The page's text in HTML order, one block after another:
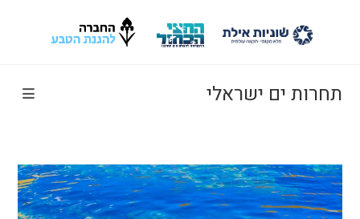
תחרות ים ישראלי